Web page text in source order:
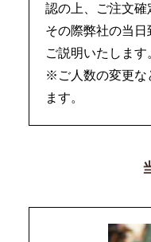
認の上、ご注文確
その際弊社の当
ご説明いたします
※ご人数の変更な
ます。